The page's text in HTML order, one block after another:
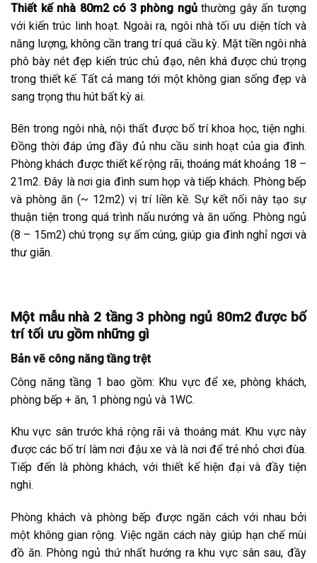
Thiết kế nhà 80m2 có 3 phòng ngủthường gây ấn tượng
với kiến trúc linh hoạt. Ngoài ra, ngôi nhà tối ưu diện tích và
năng lượng, không cần trang trí quá cầu kỳ. Mặt tiền ngôi nhà
phô bày nét đẹp kiến trúc chủ đạo, nên khá được chú trọng
trong thiết kế. Tất cả mang tới một không gian sống đẹp và
sang trọng thu hút bất kỳ ai.
Bên trong ngôi nhà, nội thất được bố trí khoa học, tiện nghi.
Đồng thời đáp ứng đầy đủ nhu cầu sinh hoạt của gia đình.
Phòng khách được thiết kế rộng rãi, thoáng mát khoảng 18 –
21m2. Đây là nơi gia đình sum họp và tiếp khách. Phòng bếp
và phòng ăn (~ 12m2) vị trí liền kề. Sự kết nối này tạo sự
thuận tiện trong quá trình nấu nướng và ăn uống. Phòng ngủ
(8 – 15m2) chú trọng sự ấm cúng, giúp gia đình nghỉ ngơi và
thư giãn.
Một mẫu nhà 2 tầng 3 phòng ngủ 80m2 được bố
trí tối ưu gồm những gì
Bản vẽ công năng tầng trệt
Công năng tầng 1 bao gồm: Khu vực để xe, phòng khách,
phòng bếp + ăn, 1 phòng ngủ và 1WC.
Khu vực sân trước khá rộng rãi và thoáng mát. Khu vực này
được các bố trí làm nơi đậu xe và là nơi để trẻ nhỏ chơi đùa.
Tiếp đến là phòng khách, với thiết kế hiện đại và đầy tiện
nghi.
Phòng khách và phòng bếp được ngăn cách với nhau bởi
một không gian rộng. Việc ngăn cách này giúp hạn chế mùi
đồ ăn. Phòng ngủ thứ nhất hướng ra khu vực sân sau, đầy